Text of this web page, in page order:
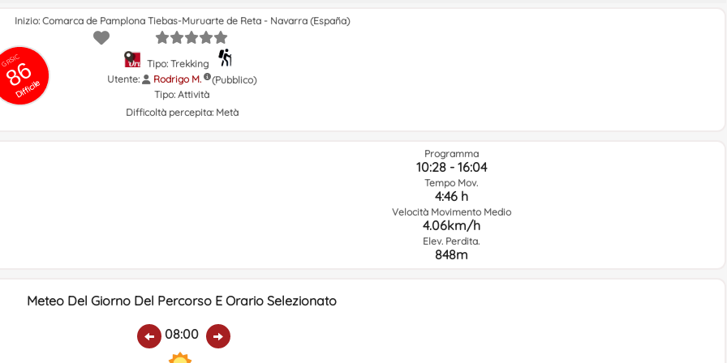
GRSIC
86
Difficile
Inizio: Comarca de Pamplona Tiebas-Muruarte de Reta - Navarra (España)
Tipo: Trekking
Utente:
Rodrigo M.
(Pubblico)
Tipo: Attività
Difficoltà percepita: Metà
Programma
10:28 - 16:04
Tempo Mov.
4:46 h
Velocità Movimento Medio
4.06km/h
Elev. Perdita.
848m
Meteo Del Giorno Del Percorso E Orario Selezionato
08:00